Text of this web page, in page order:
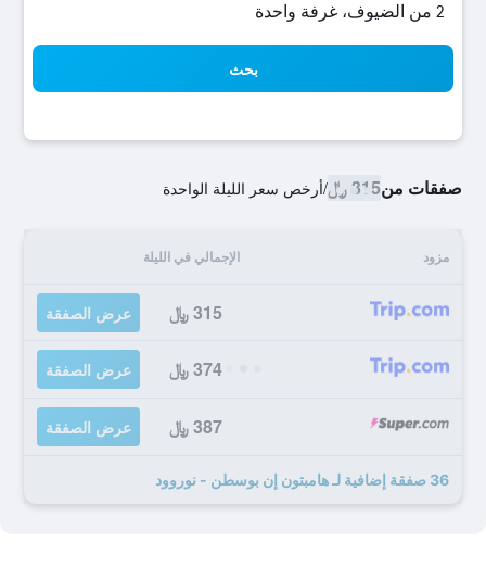
2 من الضيوف، غرفة واحدة
بحث
صفقات من315 ﷼ /أرخص سعر الليلة الواحدة
مزود الإجمالي في الليلة
315 ﷼ عرض الصفقة
374 ﷼ عرض الصفقة
387 ﷼ عرض الصفقة
36 صفقة إضافية لـ هامبتون إن بوسطن - نوروود